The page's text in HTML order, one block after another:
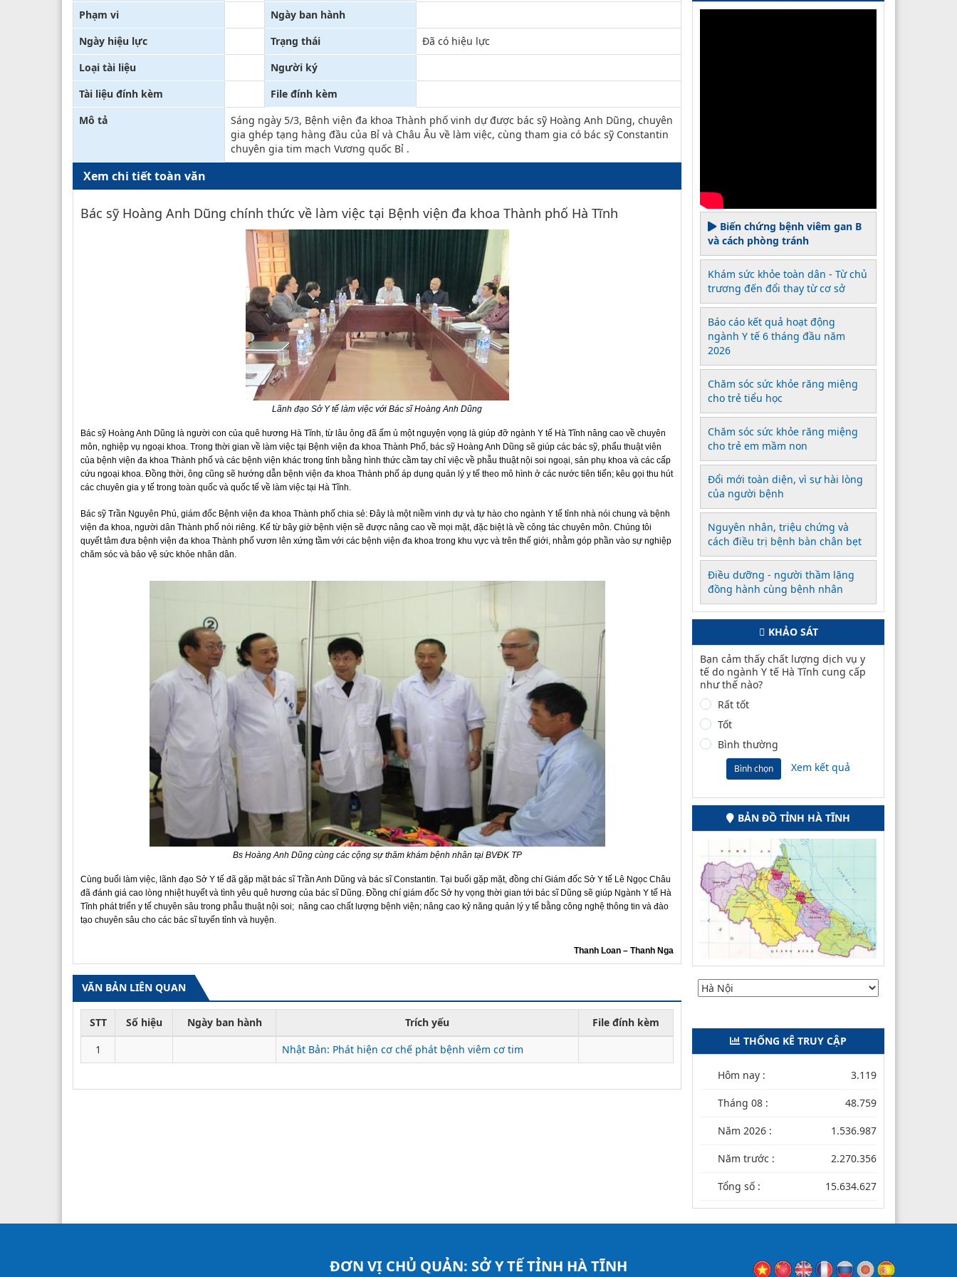
Phạm vi
Ngày ban hành
Ngày hiệu lực
Trạng thái
Đã có hiệu lực
Loại tài liệu
Người ký
Tài liệu đính kèm
File đính kèm
Mô tả
Sáng ngày 5/3, Bệnh viện đa khoa Thành phố vinh dự được bác sỹ Hoàng Anh Dũng, chuyên
gia ghép tạng hàng đầu của Bỉ và Châu Âu về làm việc, cùng tham gia có bác sỹ Constantin
chuyên gia tim mạch Vương quốc Bỉ .
Xem chi tiết toàn văn
Bác sỹ Hoàng Anh Dũng chính thức về làm việc tại Bệnh viện đa khoa Thành phố Hà Tĩnh
Lãnh đạo Sở Y tế làm việc với Bác sĩ Hoàng Anh Dũng
Bác sỹ Hoàng Anh Dũng là người con của quê hương Hà Tĩnh, từ lâu ông đã ấm ủ một nguyện vọng là giúp đỡ ngành Y tế Hà Tĩnh nâng cao về chuyên
môn, nghiệp vụ ngoại khoa. Trong thời gian về làm việc tại Bệnh viện đa khoa Thành Phố, bác sỹ Hoàng Anh Dũng sẽ giúp các bác sỹ, phẩu thuật viên
của bệnh viện đa khoa Thành phố và các bệnh viện khác trong tỉnh bằng hình thức cầm tay chỉ việc về phẫu thuật nội soi ngoại, sản phụ khoa và các cấp
cứu ngoại khoa. Đồng thời, ông cũng sẽ hướng dẫn bệnh viện đa khoa Thành phố áp dụng quản lý y tế theo mô hình ở các nước tiên tiến; kêu gọi thu hút
các chuyên gia y tế trong toàn quốc và quốc tế về làm việc tại Hà Tĩnh.
Bác sỹ Trần Nguyên Phú, giám đốc Bệnh viện đa khoa Thành phố chia sẻ: Đây là một niềm vinh dự và tự hào cho ngành Y tế tỉnh nhà nói chung và bệnh
viện đa khoa, người dân Thành phố nói riêng. Kể từ bây giờ bệnh viện sẽ được nâng cao về mọi mặt, đặc biệt là về công tác chuyên môn. Chúng tôi
quyết tâm đưa bệnh viện đa khoa Thành phố vươn lên xứng tầm với các bệnh viện đa khoa trong khu vực và trên thế giới, nhằm góp phần vào sự nghiệp
chăm sóc và bảo vệ sức khỏe nhân dân.
Bs Hoàng Anh Dũng cùng các cộng sự thăm khám bệnh nhân tại BVĐK TP
Cùng buổi làm việc, lãnh đạo Sở Y tế đã gặp mặt bác sĩ Trần Anh Dũng và bác sĩ Constantin. Tại buổi gặp mặt, đồng chí Giám đốc Sở Y tế Lê Ngọc Châu
đã đánh giá cao lòng nhiệt huyết và tình yêu quê hương của bác sĩ Dũng. Đồng chí giám đốc Sở hy vọng thời gian tới bác sĩ Dũng sẽ giúp Ngành Y tế Hà
Tĩnh phát triển y tế chuyên sâu trong phẫu thuật nội soi; nâng cao chất lượng bệnh viện; nâng cao kỷ năng quản lý y tế bằng công nghệ thông tin và đào
tạo chuyên sâu cho các bác sĩ tuyến tỉnh và huyện.
Thanh Loan – Thanh Nga
VĂN BẢN LIÊN QUAN
STT Số hiệu Ngày ban hành Trích yếu
File đính kèm
1
Nhật Bản: Phát hiện cơ chế phát bệnh viêm cơ tim
Biến chứng bệnh viêm gan B
và cách phòng tránh
Khám sức khỏe toàn dân - Từ chủ
trương đến đổi thay từ cơ sở
Báo cáo kết quả hoạt động
ngành Y tế 6 tháng đầu năm
2026
Chăm sóc sức khỏe răng miệng
cho trẻ tiểu học
Chăm sóc sức khỏe răng miệng
cho trẻ em mầm non
Đổi mới toàn diện, vì sự hài lòng
của người bệnh
Nguyên nhân, triệu chứng và
cách điều trị bệnh bàn chân bẹt
Điều dưỡng - người thầm lặng
đồng hành cùng bệnh nhân
KHẢO SÁT
Bạn cảm thấy chất lượng dịch vụ y
tế do ngành Y tế Hà Tĩnh cung cấp
như thế nào?
Rất tốt
Tốt
Bình thường
Bình chọn Xem kết quả
BẢN ĐỒ TỈNH HÀ TĨNH
THỐNG KÊ TRUY CẬP
Hôm nay : 3.119
Tháng 08 : 48.759
Năm 2026 : 1.536.987
Năm trước : 2.270.356
Tổng số : 15.634.627
ĐƠN VỊ CHỦ QUẢN: SỞ Y TẾ TỈNH HÀ TĨNH